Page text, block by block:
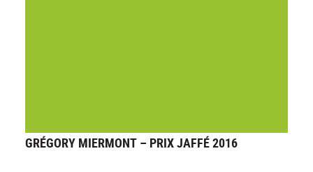
GRÉGORY MIERMONT – PRIX JAFFÉ 2016